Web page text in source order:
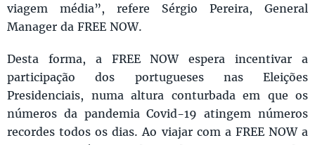
viagem média”, refere Sérgio Pereira, General
Manager da FREE NOW.
Desta forma, a FREE NOW espera incentivar a
participação dos portugueses nas Eleições
Presidenciais, numa altura conturbada em que os
números da pandemia Covid-19 atingem números
recordes todos os dias. Ao viajar com a FREE NOW a